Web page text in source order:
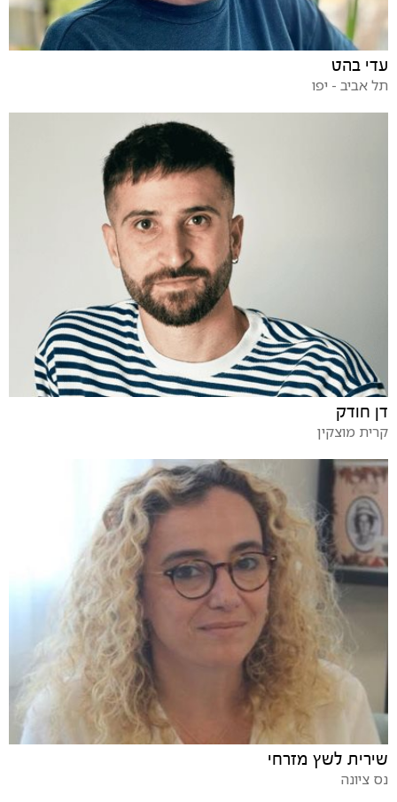
עדי בהט
תל אביב - יפו
דן חודק
קרית מוצקין
שירית לשץ מזרחי
נס ציונה